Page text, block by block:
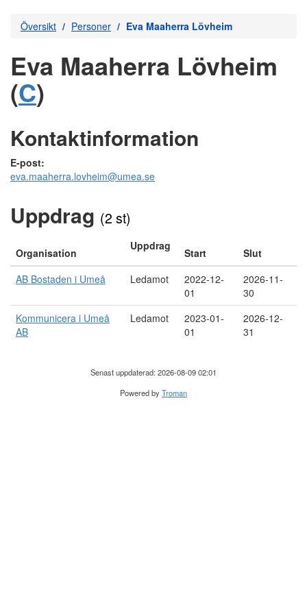
Översikt Personer Eva Maaherra Lövheim
Eva Maaherra Lövheim
(C)
Kontaktinformation
E-post:
eva.maaherra.lovheim@umea.se
Uppdrag (2 st)
Organisation
Uppdrag
Start
Slut
AB Bostaden i Umeå
Ledamot
2022-12-
01
2026-11-
30
Kommunicera i Umeå
AB
Ledamot
2023-01-
01
2026-12-
31
Senast uppdaterad: 2026-08-09 02:01
Powered byTroman